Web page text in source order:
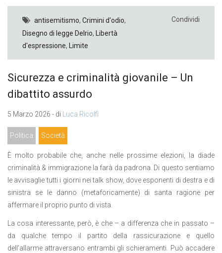
antisemitismo, Crimini d'odio,
Disegno di legge Delrio,
Libertà
d'espressione, Limite
Condividi
Sicurezza e criminalità giovanile – Un
dibattito assurdo
5 Marzo 2026 - di Luca Ricolfi
Politica Società
È molto probabile che, anche nelle prossime elezioni, la diade
criminalità & immigrazione la farà da padrona. Di questo sentiamo
le avvisaglie tutti i giorni nei talk show, dove esponenti di destra e di
sinistra se le danno (metaforicamente) di santa ragione per
affermare il proprio punto di vista.
La cosa interessante, però, è che – a differenza che in passato –
da qualche tempo il partito della rassicurazione e quello
dell’allarme attraversano entrambi gli schieramenti. Può accadere